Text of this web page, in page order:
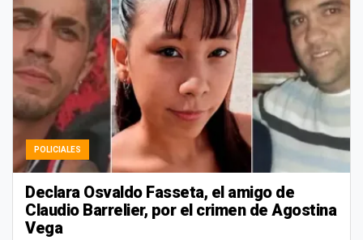
POLICIALES
Declara Osvaldo Fasseta, el amigo de
Claudio Barrelier, por el crimen de Agostina
Vega